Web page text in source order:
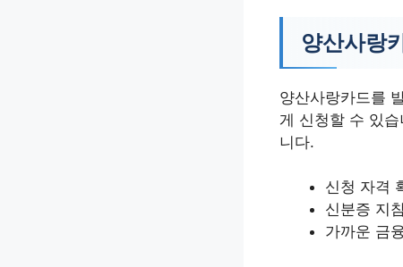
양산사랑
양산사랑카드를
게 신청할 수 있
니다.
신청 자격
신분증 지
가까운 금